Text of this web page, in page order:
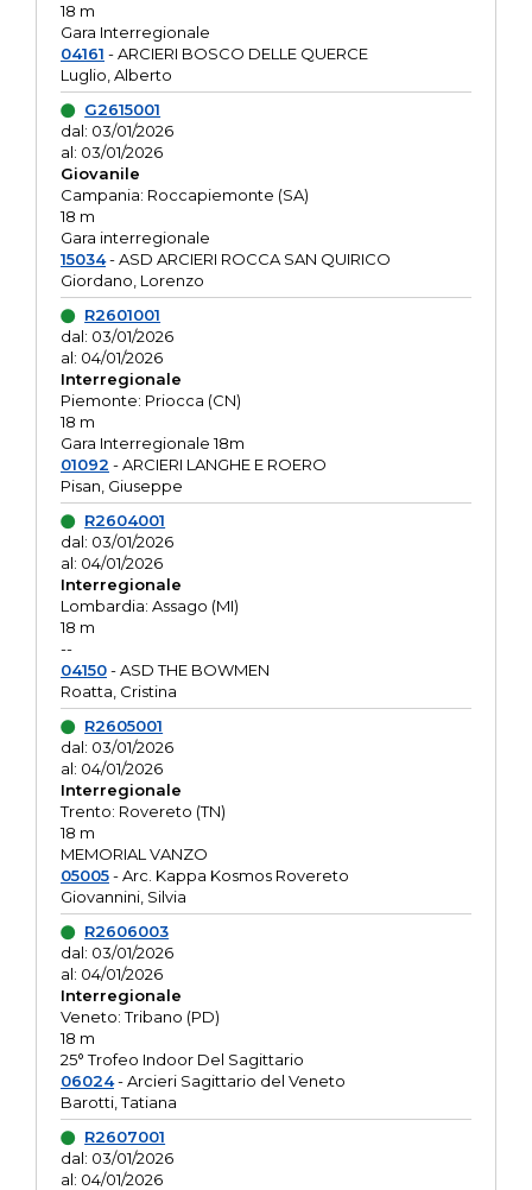
18 m
Gara Interregionale
04161 - ARCIERI BOSCO DELLE QUERCE
Luglio, Alberto
G2615001
dal: 03/01/2026
al: 03/01/2026
Giovanile
Campania: Roccapiemonte (SA)
18 m
Gara interregionale
15034- ASD ARCIERI ROCCA SAN QUIRICO
Giordano, Lorenzo
R2601001
dal: 03/01/2026
al: 04/01/2026
Interregionale
Piemonte: Priocca (CN)
18 m
Gara Interregionale 18m
01092 - ARCIERI LANGHE E ROERO
Pisan, Giuseppe
R2604001
dal: 03/01/2026
al: 04/01/2026
Interregionale
Lombardia: Assago (MI)
18 m
--
04150- ASD THE BOWMEN
Roatta, Cristina
R2605001
dal: 03/01/2026
al: 04/01/2026
Interregionale
Trento: Rovereto (TN)
18 m
MEMORIAL VANZO
05005- Arc. Kappa Kosmos Rovereto
Giovannini, Silvia
R2606003
dal: 03/01/2026
al: 04/01/2026
Interregionale
Veneto: Tribano (PD)
18 m
25° Trofeo Indoor Del Sagittario
06024- Arcieri Sagittario del Veneto
Barotti, Tatiana
R2607001
dal: 03/01/2026
al: 04/01/2026